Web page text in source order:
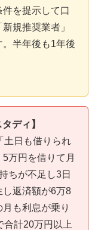
を提示して口
規推奨業者」
半年後も1年後
ディ】
土日も借りられ
万円を借りて月
ちが不足し3日
返済額が6万8
も利息が乗り
合計20万円以上